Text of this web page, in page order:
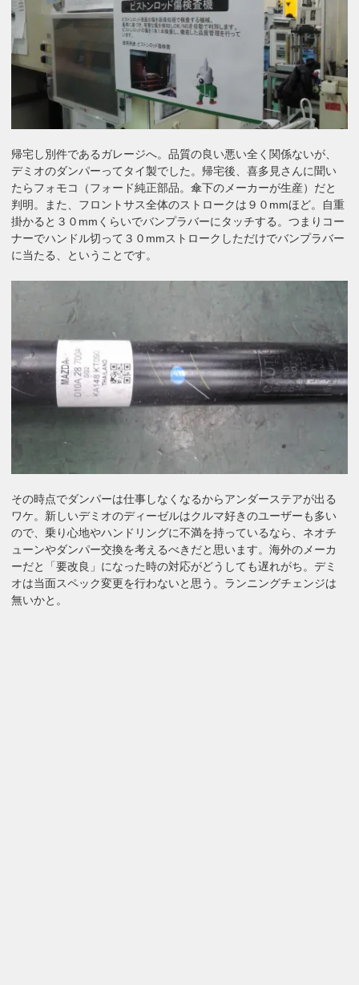
帰宅し別件であるガレージへ。品質の良い悪い全く関係ないが、
デミオのダンパーってタイ製でした。帰宅後、喜多見さんに聞い
たらフォモコ（フォード純正部品。傘下のメーカーが生産）だと
判明。また、フロントサス全体のストロークは９０mmほど。自重
掛かると３０mmくらいでバンプラバーにタッチする。つまりコー
ナーでハンドル切って３０mmストロークしただけでバンプラバー
に当たる、ということです。
その時点でダンパーは仕事しなくなるからアンダーステアが出る
ワケ。新しいデミオのディーゼルはクルマ好きのユーザーも多い
ので、乗り心地やハンドリングに不満を持っているなら、ネオチ
ューンやダンパー交換を考えるべきだと思います。海外のメーカ
ーだと「要改良」になった時の対応がどうしても遅れがち。デミ
オは当面スペック変更を行わないと思う。ランニングチェンジは
無いかと。